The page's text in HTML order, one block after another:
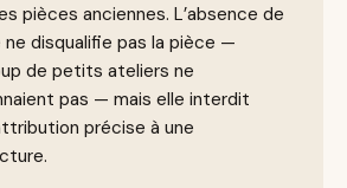
pièces anciennes. L’absence de
ne disqualifie pas la pièce —
de petits ateliers ne
pas — mais elle interdit
précise à une